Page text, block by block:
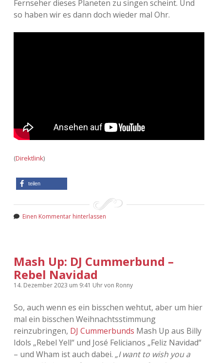
Visuelles
Adventskalender 2013
Adventskalender 2018
Adventskalender 2021
Adventskalender 2024
Fernseher dieses Planeten zu singen scheint. Und
so haben wir es dann doch wieder mal Ohr.
(Direktlink)
teilen
Einen Kommentar hinterlassen
Mash Up: DJ Cummerbund –
Rebel Navidad
14. Dezember 2023 um 9:41 Uhrvon Ronny
So, auch wenn es ein bisschen wehtut, aber um hier
mal ein bisschen Weihnachtsstimmung
reinzubringen, DJ Cummerbunds Mash Up aus Billy
Idols „Rebel Yell“ und José Felicianos „Feliz Navidad“
– und Wham ist auch dabei. „I want to wish you a